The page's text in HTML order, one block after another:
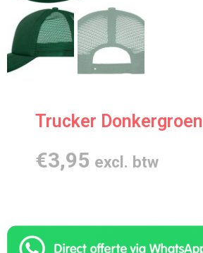
Trucker Donkergroen
€3,95 excl. btw